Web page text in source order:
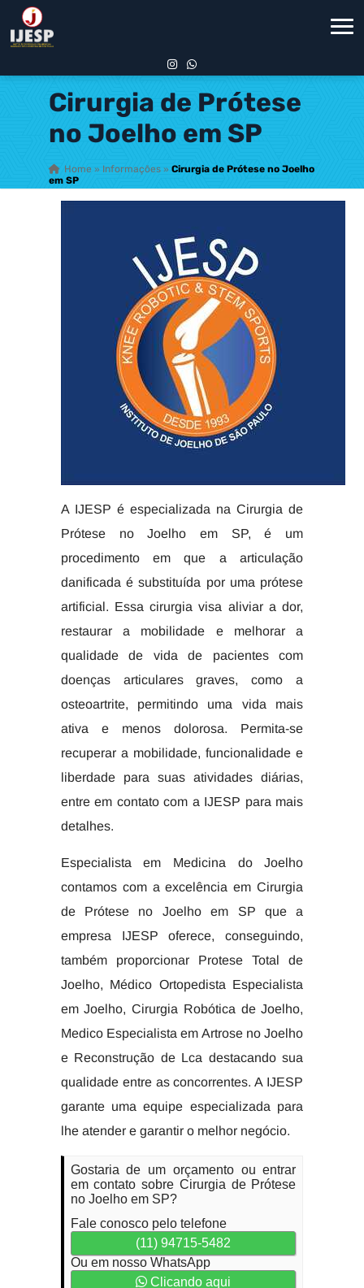
Cirurgia de Prótese
no Joelho em SP
Home » Informações » Cirurgia de Prótese no Joelho
em SP
A IJESP é especializada na Cirurgia de
Prótese no Joelho em SP, é um
procedimento em que a articulação
danificada é substituída por uma prótese
artificial. Essa cirurgia visa aliviar a dor,
restaurar a mobilidade e melhorar a
qualidade de vida de pacientes com
doenças articulares graves, como a
osteoartrite, permitindo uma vida mais
ativa e menos dolorosa. Permita-se
recuperar a mobilidade, funcionalidade e
liberdade para suas atividades diárias,
entre em contato com a IJESP para mais
detalhes.
Especialista em Medicina do Joelho
contamos com a excelência em Cirurgia
de Prótese no Joelho em SP que a
empresa IJESP oferece, conseguindo,
também proporcionar Protese Total de
Joelho, Médico Ortopedista Especialista
em Joelho, Cirurgia Robótica de Joelho,
Medico Especialista em Artrose no Joelho
e Reconstrução de Lca destacando sua
qualidade entre as concorrentes. A IJESP
garante uma equipe especializada para
lhe atender e garantir o melhor negócio.
Gostaria de um orçamento ou entrar
em contato sobre Cirurgia de Prótese
no Joelho em SP?
Fale conosco pelo telefone
(11) 94715-5482
Ou em nosso WhatsApp
Clicando aqui